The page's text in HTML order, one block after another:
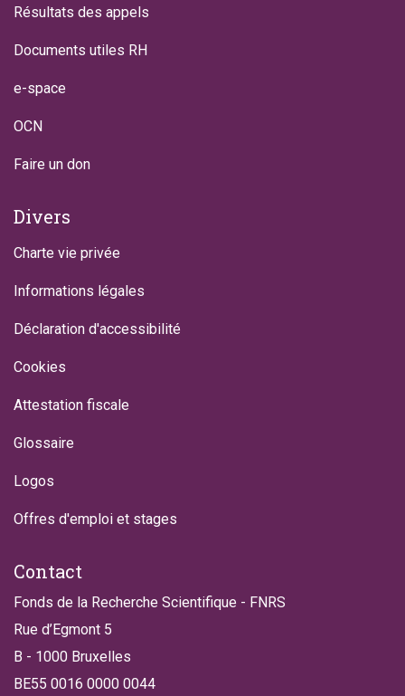
Résultats des appels
Documents utiles RH
e-space
OCN
Faire un don
Divers
Charte vie privée
Informations légales
Déclaration d'accessibilité
Cookies
Attestation fiscale
Glossaire
Logos
Offres d'emploi et stages
Contact
Fonds de la Recherche Scientifique - FNRS
Rue d’Egmont 5
B - 1000 Bruxelles
BE55 0016 0000 0044